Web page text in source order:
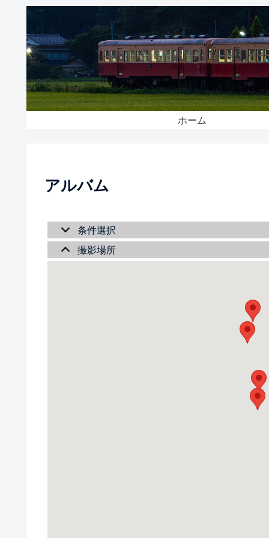
ホーム
アルバム
条件選択
撮影場所